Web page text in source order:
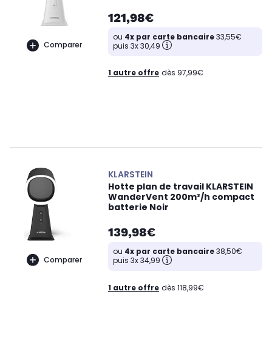
Comparer
121,98€
ou 4x par carte bancaire33,55€
puis 3x 30,49
1 autre offre dès 97,99€
Comparer
KLARSTEIN
Hotte plan de travail KLARSTEIN
WanderVent 200m³/h compact
batterie Noir
139,98€
ou 4x par carte bancaire38,50€
puis 3x 34,99
1 autre offre dès 118,99€